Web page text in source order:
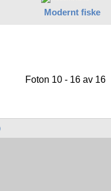
Modernt fiske
Foton 10 - 16 av 16